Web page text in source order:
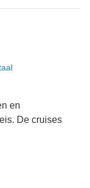
en
De cruises